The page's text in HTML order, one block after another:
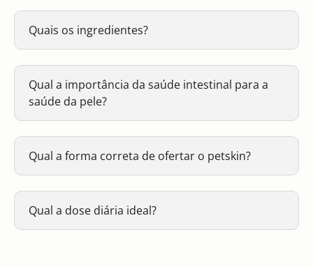
Quais os ingredientes?
Qual a importância da saúde intestinal para a
saúde da pele?
Qual a forma correta de ofertar o petskin?
Qual a dose diária ideal?